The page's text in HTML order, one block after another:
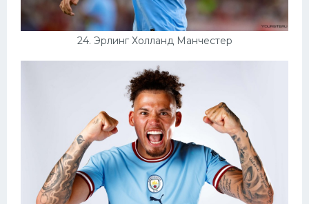
24. Эрлинг Холланд Манчестер